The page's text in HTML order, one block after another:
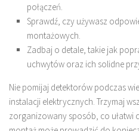
połączeń.
Sprawdź, czy używasz
montażowych.
Zadbaj o detale, takie jak
uchwytów oraz ich solidne
Nie pomijaj detektorów podczas
instalacji elektrycznych. Trzymaj
zorganizowany sposób, co ułatwi